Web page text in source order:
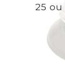
25 ou